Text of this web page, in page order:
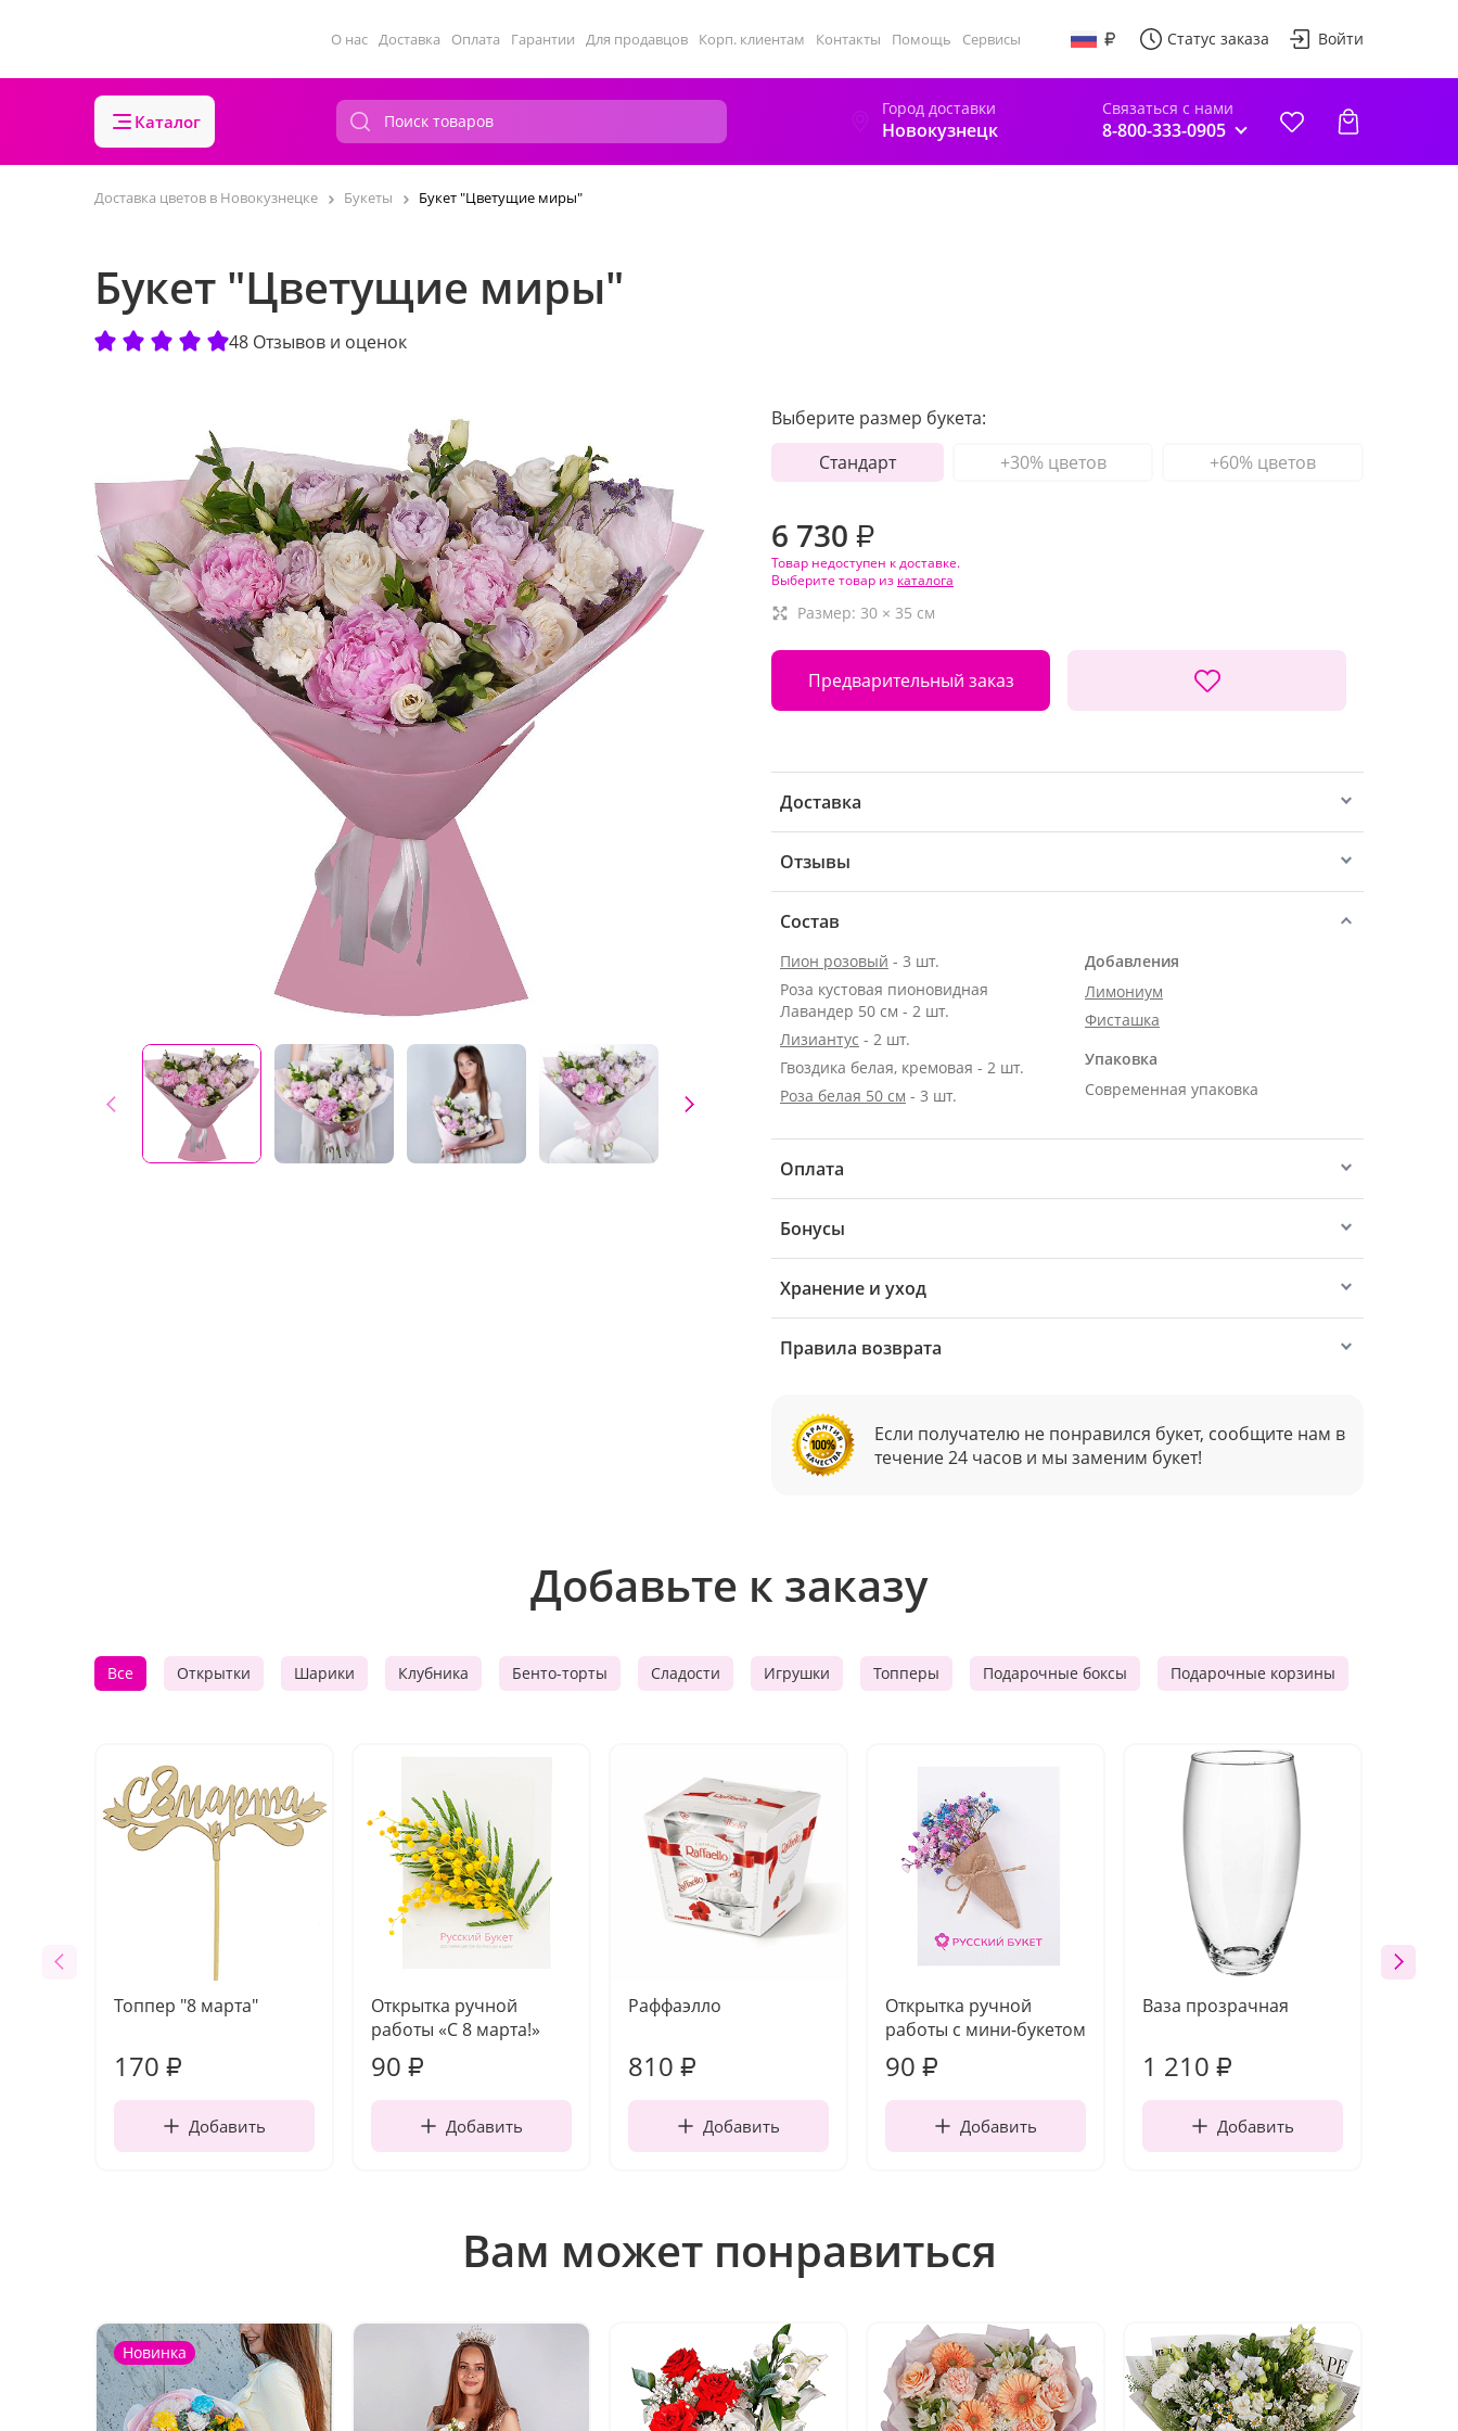
О нас Доставка Оплата Гарантии Для продавцов Корп. клиентам Контакты Помощь Сервисы Статус заказа Войти
Каталог
Город доставки
Новокузнецк
Связаться с нами
8-800-333-0905
Доставка цветов в Новокузнецке Букеты Букет "Цветущие миры"
Букет "Цветущие миры"
48 Отзывов и оценок
Выберите размер букета:
Стандарт
+30% цветов +60% цветов
6 730 ₽
Товар недоступен к доставке.
Выберите товар из каталога
Размер: 30 × 35 см
Предварительный заказ
Доставка
Отзывы
Состав
Пион розовый - 3 шт.
Роза кустовая пионовидная
Лавандер 50 см - 2 шт.
Лизиантус - 2 шт.
Гвоздика белая, кремовая - 2 шт.
Роза белая 50 см - 3 шт.
Добавления
Лимониум
Фисташка
Упаковка
Современная упаковка
Оплата
Бонусы
Хранение и уход
Правила возврата
Если получателю не понравился букет, сообщите нам в
течение 24 часов и мы заменим букет!
Добавьте к заказу
Все Открытки Шарики Клубника Бенто-торты Сладости Игрушки Топперы Подарочные боксы Подарочные корзины
Топпер "8 марта"
170 ₽
Добавить
Открытка ручной
работы «С 8 марта!»
90 ₽
Добавить
Раффаэлло
810 ₽
Добавить
Открытка ручной
работы с мини-букетом
90 ₽
Добавить
Ваза прозрачная
1 210 ₽
Добавить
Вам может понравиться
Новинка